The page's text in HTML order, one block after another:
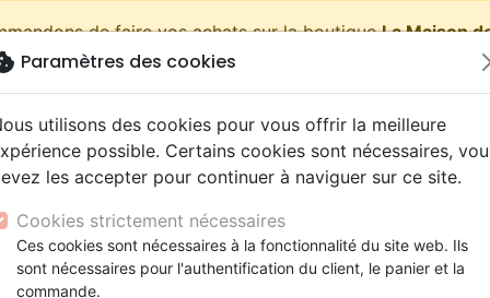
de faire vos achats sur la boutiqueLa Maison
Testaments
Etude biblique
Bandes dessinées
Découverte de la foi
ans
Adolescents, jeunes
Latino, Folk
Rap, Hip-hop
animés
conférences
Films, fiction
Jeux
Et si je vivais à 100%...
Paramètres des cookies
utilisons des cookies pour vous offrir la meilleure
possible. Certains cookies sont nécessaires,
les accepter pour continuer à naviguer sur ce site.
Cookies strictement nécessaires
Ces cookies sont nécessaires à la fonctionnalité du site web. Ils
sont nécessaires pour l'authentification du client, le panier et la
commande.